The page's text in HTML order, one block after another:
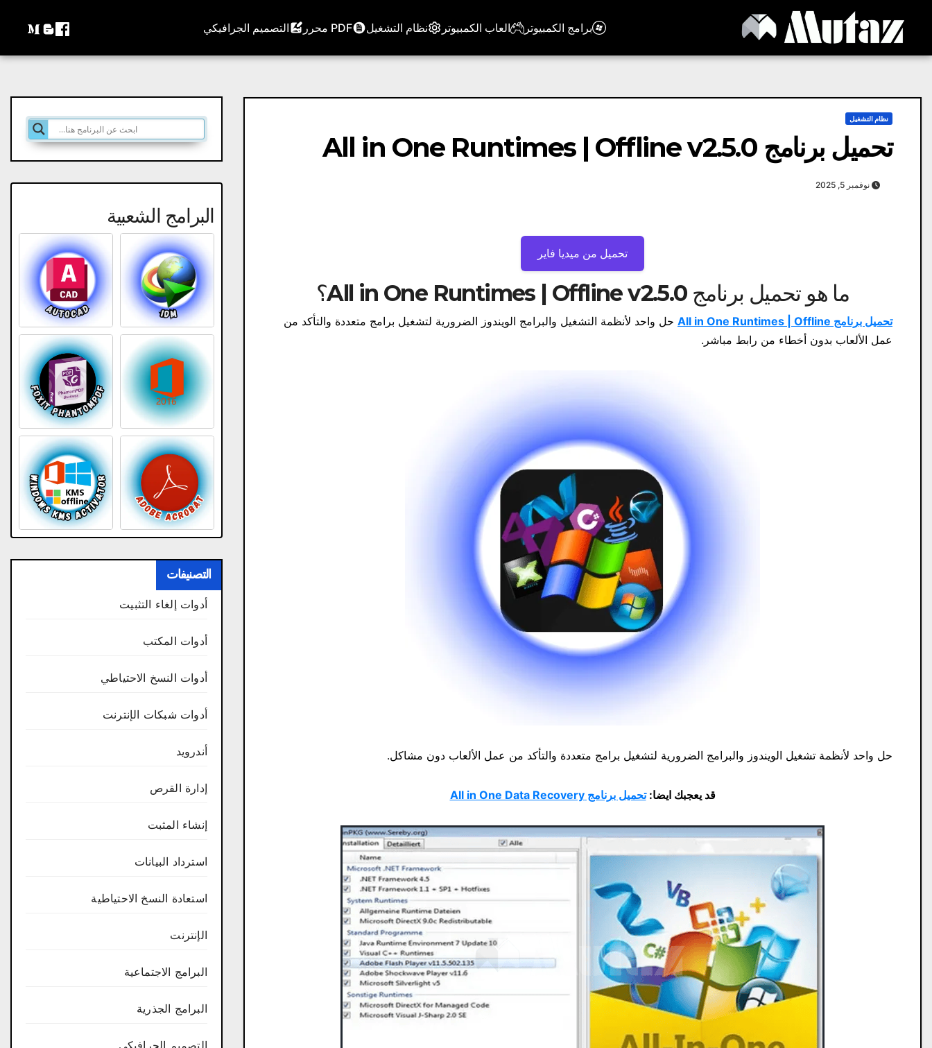
content
برامج الكمبيوتر العاب الكمبيوتر نظام التشغيل PDF محرر التصميم الجرافيكي
نظام التشغيل
تحميل برنامج All in One Runtimes | Offline v2.5.0
نوفمبر 5, 2025
تحميل من ميديا ​​فاير
ما هو تحميل برنامج All in One Runtimes | Offline v2.5.0؟
تحميل برنامج All in One Runtimes | Offline
حل واحد لأنظمة التشغيل والبرامج الويندوز الضرورية لتشغيل برامج متعددة والتأكد من
عمل الألعاب بدون أخطاء من رابط مباشر.
حل واحد لأنظمة تشغيل الويندوز والبرامج الضرورية لتشغيل برامج متعددة والتأكد من عمل الألعاب دون مشاكل.
قد يعجبك ايضا:تحميل برنامج All in One Data Recovery
البرامج الشعبية
التصنيفات
أدوات إلغاء التثبيت
أدوات المكتب
أدوات النسخ الاحتياطي
أدوات شبكات الإنترنت
أندرويد
إدارة القرص
إنشاء المثبت
استرداد البيانات
استعادة النسخ الاحتياطية
الإنترنت
البرامج الاجتماعية
البرامج الجذرية
التصميم الجرافيكي